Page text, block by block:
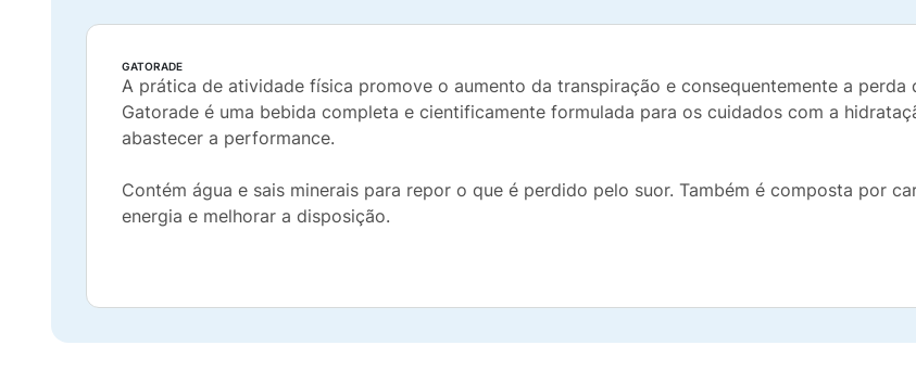
GATORADE
A prática de atividade física promove o aumento da transpiração e consequentemente a perda
Gatorade é uma bebida completa e cientificamente formulada para os cuidados com a
abastecer a performance.
Contém água e sais minerais para repor o que é perdido pelo suor. Também é composta por
energia e melhorar a disposição.